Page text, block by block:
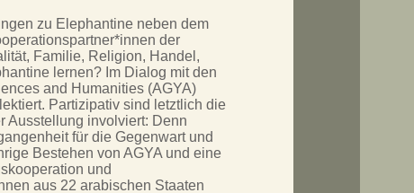
zu Elephantine neben dem
der
Familie, Religion, Handel,
lernen? Im Dialog mit den
and Humanities (AGYA)
Partizipativ sind letztlich die
Ausstellung involviert: Denn
für die Gegenwart und
Bestehen von AGYA und eine
und
aus 22 arabischen Staaten